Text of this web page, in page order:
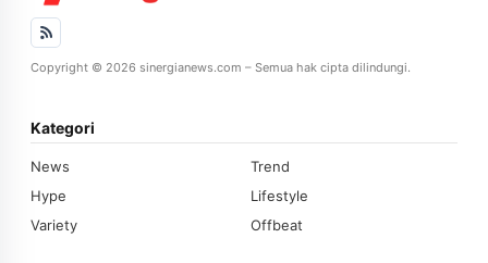
Copyright © 2026 sinergianews.com – Semua hak cipta dilindungi.
Kategori
News
Trend
Hype
Lifestyle
Variety
Offbeat